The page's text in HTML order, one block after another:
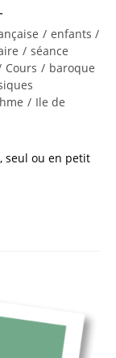
/ enfants /
/ séance
Cours / baroque
/ Ile de
seul ou en petit